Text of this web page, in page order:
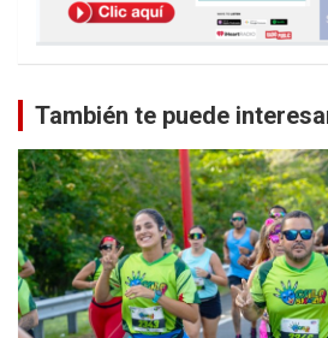
También te puede